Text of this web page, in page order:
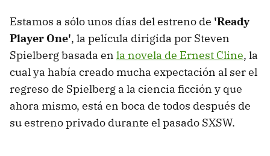
Estamos a sólo unos días del estreno de 'Ready
Player One', la película dirigida por Steven
Spielberg basada en la novela de Ernest Cline, la
cual ya había creado mucha expectación al ser el
regreso de Spielberg a la ciencia ficción y que
ahora mismo, está en boca de todos después de
su estreno privado durante el pasado SXSW.